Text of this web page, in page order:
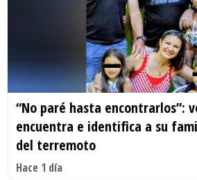
“No paré hasta encontrarlos”:
encuentra e identifica a su
del terremoto
Hace 1 día